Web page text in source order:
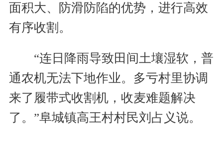
面积大、防滑防陷的优势，进行高效
有序收割。
“连日降雨导致田间土壤湿软，普
通农机无法下地作业。多亏村里协调
来了履带式收割机，收麦难题解决
了。”阜城镇高王村村民刘占义说。